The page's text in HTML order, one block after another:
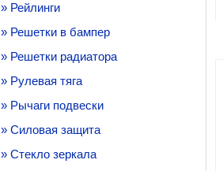
» Рейлинги
» Решетки в бампер
» Решетки радиатора
» Рулевая тяга
» Рычаги подвески
» Силовая защита
» Стекло зеркала